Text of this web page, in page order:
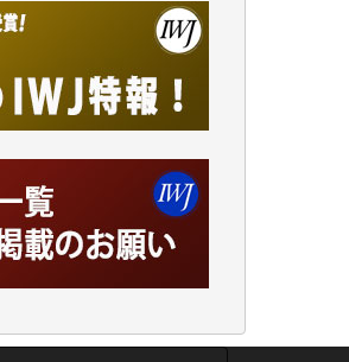
パしました。（T.M.
パしました。IWJの危
及ばない額ですが病気
とっては精一杯のカン
きた膨大な取材記事
界の方々とのインタビ
動画もRealPlayerで録